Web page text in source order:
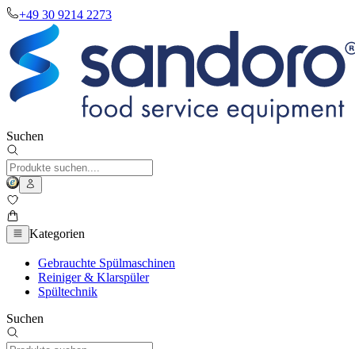
+49 30 9214 2273
Suchen
Kategorien
Gebrauchte Spülmaschinen
Reiniger & Klarspüler
Spültechnik
Suchen